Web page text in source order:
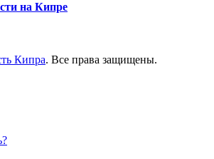
на Кипре
Кипра. Все права защищены.